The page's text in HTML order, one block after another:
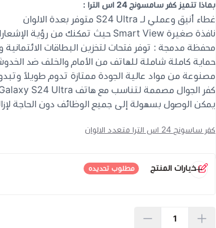
بماذا تتميز كفر سامسونج 24 اس الترا :
غطاء أنيق وعملي لـ S24 Ultra متوفر بعدة الالوان
نافذة صغيرة Smart View حيث تمكنك من رؤية الإشعارات والوقت بسهولة.
محفظة مدمجة : توفر فتحات لتخزين البطاقات الائتمانية
حماية كاملة شاملة للهاتف من الأمام والخلف ضد
مصنوعة من مواد عالية الجودة ممتازة تدوم طويلاً وتبدو
كفر الجوال مصممة لتناسب مع هاتف Galaxy S24 Ultra بدقة، مع فتحات لجميع المنافذ والأزرار.
يمكن الوصول بسهولة إلى جميع الوظائف دون الحاجة
كفر ساسونج 24 اس الترا متعدد الالوان
خيارات المنتج مطلوب تحديده